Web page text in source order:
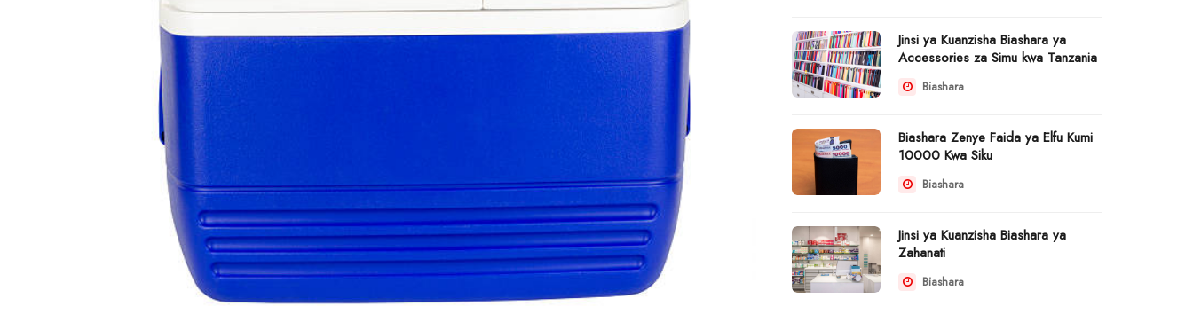
Jinsi ya Kuanzisha Biashara ya
Accessories za Simu kwa Tanzania
Biashara
Biashara Zenye Faida ya Elfu Kumi
10000 Kwa Siku
Biashara
Jinsi ya Kuanzisha Biashara ya
Zahanati
Biashara